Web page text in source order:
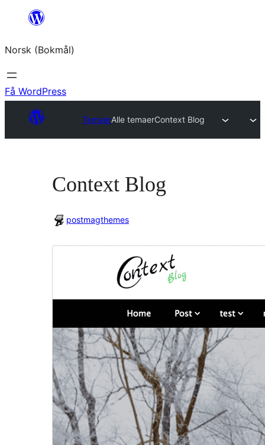
Hopp
innhold
Norsk (Bokmål)
Få WordPress
TemaerAlle temaerContext Blog
Context Blog
postmagthemes